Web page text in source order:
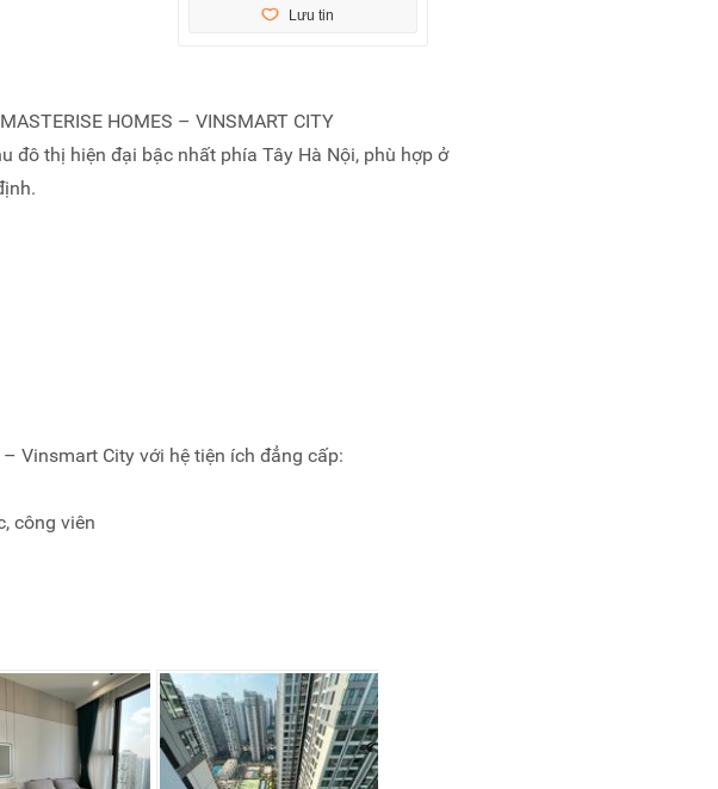
Lưu tin
HOMES – VINSMART CITY
đô thị hiện đại bậc nhất phía Tây Hà Nội, phù hợp ở
Vinsmart City với hệ tiện ích đẳng cấp:
công viên